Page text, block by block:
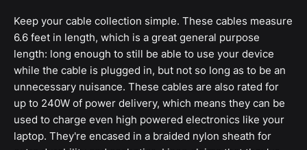
Keep your cable collection simple. These cables measure
6.6 feet in length, which is a great general purpose
length: long enough to still be able to use your device
while the cable is plugged in, but not so long as to be an
unnecessary nuisance. These cables are also rated for
up to 240W of power delivery, which means they can be
used to charge even high powered electronics like your
laptop. They're encased in a braided nylon sheath for